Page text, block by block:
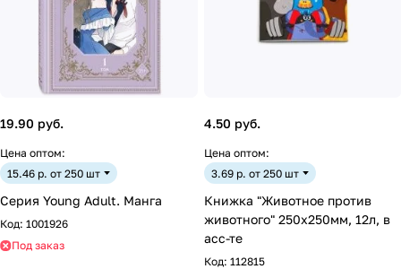
19.90 руб.
Цена оптом:
15.46 р. от 250 шт
Серия Young Adult. Манга
Код: 1001926
Под заказ
4.50 руб.
Цена оптом:
3.69 р. от 250 шт
Книжка "Животное против
животного" 250х250мм, 12л, в
асс-те
Код: 112815